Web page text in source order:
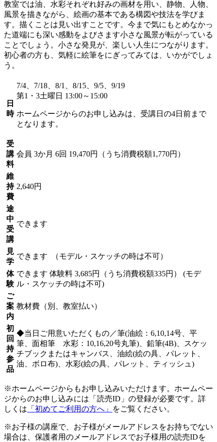
教室では油、水彩それぞれ好みの画材を用い、静物、人物、
風景を描きながら、絵画の基本である構図や技法を学びま
す。描くことは見い出すことです。今まで気にもとめなかっ
た道端にも深い感動をよびさます小さな風景が転がっている
ことでしょう。小さな発見が、楽しい人生につながります。
初心者の方も、気軽に絵筆をにぎってみては、いかがでしょ
う。
日
時
7/4、7/18、8/1、8/15、9/5、9/19
第1・3土曜日 13:00～15:00
ホームページからのお申し込みは、受講日の4日前まで
となります。
受
講
料
会員 3か月 6回 19,470円（うち消費税額1,770円）
維
持
費
2,640円
途
中
受
講
できます
見
学
できます （モデル・スケッチの時は不可）
体
験
できます 体験料 3,685円（うち消費税額335円） (モデ
ル・スケッチの時は不可)
ご
案
内
教材費（別、教室払い）
初
回
持
参
品
◆当日ご用意いただくもの／筆(油絵：6,10,14号、平
筆、面相筆 水彩：10,16,20号丸筆)、鉛筆(4B)、スケッ
チブックまたはキャンバス、油絵(絵の具、パレット、
油、ボロ布)、水彩(絵の具、パレット、ティッシュ)
※ホームページからもお申し込みいただけます。ホームペー
ジからのお申し込みには「読売ID」の登録が必要です。詳
しくは 「初めてご利用の方へ」 をご覧ください。
※お子様の講座で、お子様がメールアドレスをお持ちでない
場合は、保護者用のメールアドレスでお子様用の読売IDを